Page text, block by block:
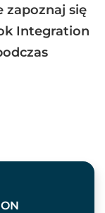
zapoznaj się
Integration